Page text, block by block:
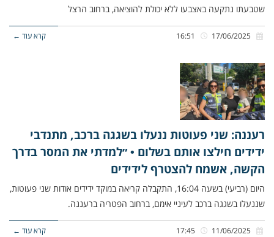
שטבעתו נתקעה באצבעו ללא יכולת להוציאה, ברחוב הרצל
קרא עוד ←
רעננה: שני פעוטות ננעלו בשגגה ברכב, מתנדבי
ידידים חילצו אותם בשלום • ״למדתי את המסר בדרך
הקשה, אשמח להצטרף לידידים
היום (רביעי) בשעה 16:04, התקבלה קריאה במוקד ידידים אודות שני פעוטות,
שננעלו בשגגה ברכב לעיניי אימם, ברחוב הפטריה ברעננה.
קרא עוד ←